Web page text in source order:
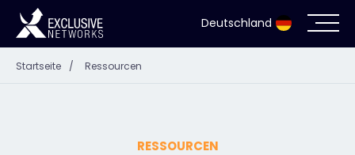
Deutschland
Startseite / Ressourcen
RESSOURCEN